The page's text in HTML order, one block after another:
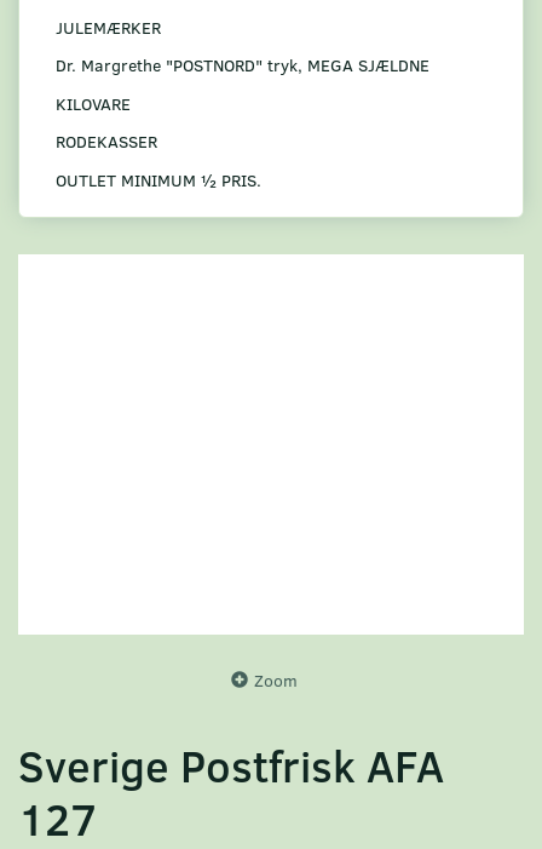
JULEMÆRKER
Dr. Margrethe "POSTNORD" tryk, MEGA SJÆLDNE
KILOVARE
RODEKASSER
OUTLET MINIMUM ½ PRIS.
Zoom
Sverige Postfrisk AFA
127